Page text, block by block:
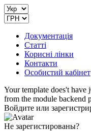
Документація
Статті
Корисні лінки
Контакти
Особистий кабінет
Your template does't have
from the module backend
Войдите или
Не зарегистированы?